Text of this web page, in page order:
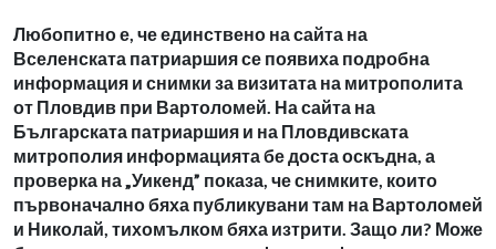
Любопитно е, че единствено на сайта на
Вселенската патриаршия се появиха подробна
информация и снимки за визитата на митрополита
от Пловдив при Вартоломей. На сайта на
Българската патриаршия и на Пловдивската
митрополия информацията бе доста оскъдна, а
проверка на „Уикенд” показа, че снимките, които
първоначално бяха публикувани там на Вартоломей
и Николай, тихомълком бяха изтрити. Защо ли? Може